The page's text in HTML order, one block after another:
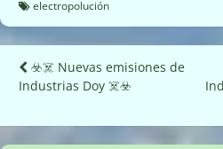
electropolución
Navegación
de
entradas
☣️☠️ Nuevas emisiones de
Industrias Doy ☠️☣️